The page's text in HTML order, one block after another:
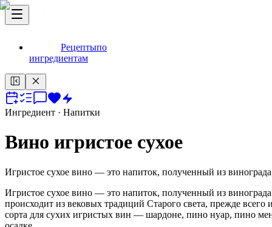
Рецептыпо
ингредиентам
Ингредиент · Напитки
Вино игристое сухое
Игристое сухое вино — это напиток, полученный из
Игристое сухое вино — это напиток, полученный из
происходит из вековых традиций Старого света, прежде
сорта для сухих игристых вин — шардоне, пино нуар, пино